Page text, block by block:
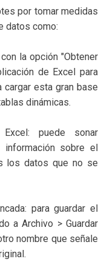
por tomar medidas
datos como:
la opción "Obtener
de Excel para
cargar esta gran base
dinámicas.
puede sonar
información sobre el
los datos que no se
para guardar el
a Archivo > Guardar
nombre que señale